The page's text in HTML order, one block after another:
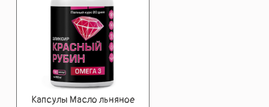
Капсулы Масло льняное